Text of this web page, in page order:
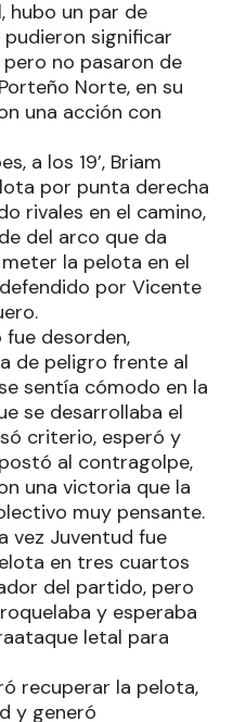
hubo un par de
significar
no pasaron de
Norte, en su
una acción con
a los 19’, Briam
por punta derecha
rivales en el camino,
del arco que da
la pelota en el
por Vicente
desorden,
de peligro frente al
sentía cómodo en la
se desarrollaba el
criterio, esperó y
al contragolpe,
una victoria que la
muy pensante.
vez Juventud fue
en tres cuartos
del partido, pero
y esperaba
letal para
recuperar la pelota,
y generó